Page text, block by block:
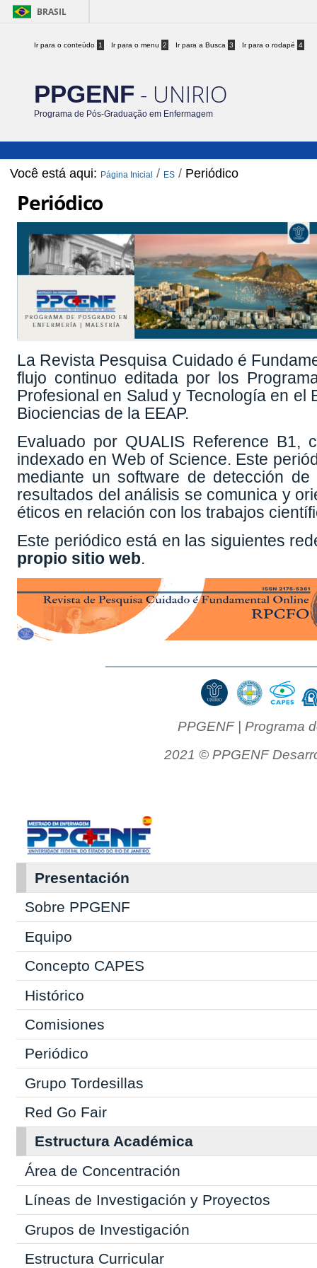
BRASIL
Ir para o conteúdo 1 Ir para o menu 2 Ir para a Busca 3 Ir para o rodapé 4
PPGENF - UNIRIO
Programa de Pós-Graduação em Enfermagem
Você está aqui: Página Inicial / ES / Periódico
Periódico
La Revista Pesquisa Cuidado é
flujo continuo editada por los
Profesional en Salud y Tecnología en
Biociencias de la EEAP.
Evaluado por QUALIS Reference B1,
indexado en Web of Science. Este
mediante un software de detección
resultados del análisis se comunica y
éticos en relación con los trabajos
Este periódico está en las siguientes
propio sitio web.
PPGENF | Programa
2021 © PPGENF
Presentación
Sobre PPGENF
Equipo
Concepto CAPES
Histórico
Comisiones
Periódico
Grupo Tordesillas
Red Go Fair
Estructura Académica
Área de Concentración
Líneas de Investigación y Proyectos
Grupos de Investigación
Estructura Curricular